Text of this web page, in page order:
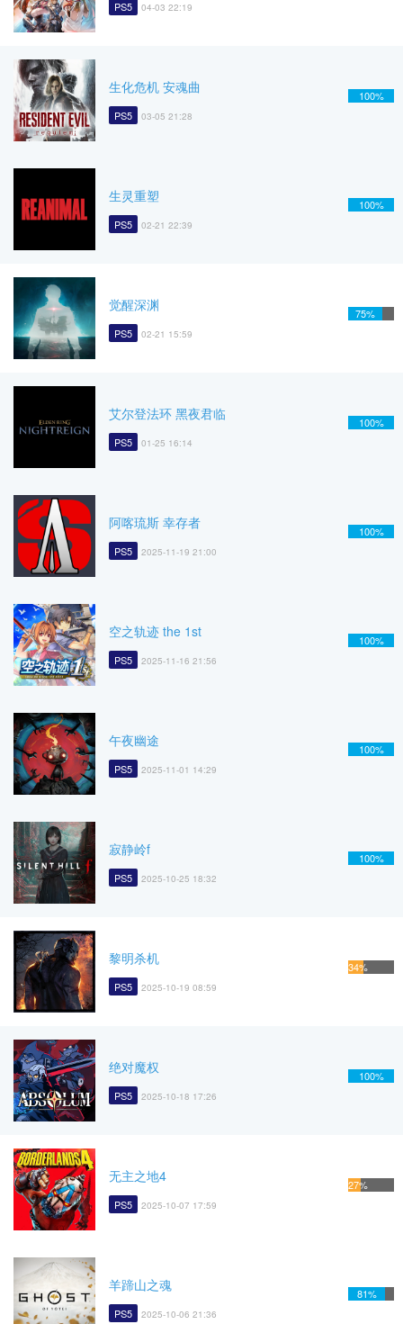
PS5 04-03 22:19
生化危机 安魂曲
PS5 03-05 21:28
100%
生灵重塑
PS5 02-21 22:39
100%
觉醒深渊
PS5 02-21 15:59
75%
艾尔登法环 黑夜君临
PS5 01-25 16:14
100%
阿喀琉斯 幸存者
PS5 2025-11-19 21:00
100%
空之轨迹 the 1st
PS5 2025-11-16 21:56
100%
午夜幽途
PS5 2025-11-01 14:29
100%
寂静岭f
PS5 2025-10-25 18:32
100%
黎明杀机
PS5 2025-10-19 08:59
34%
绝对魔权
PS5 2025-10-18 17:26
100%
无主之地4
PS5 2025-10-07 17:59
27%
羊蹄山之魂
PS5 2025-10-06 21:36
81%